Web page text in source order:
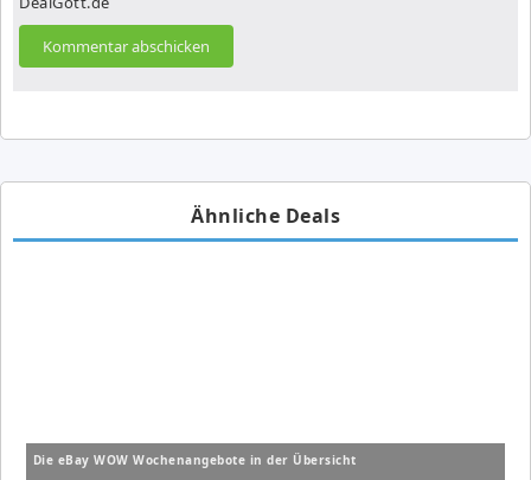
Ähnliche Deals
Die eBay WOW Wochenangebote in der Übersicht